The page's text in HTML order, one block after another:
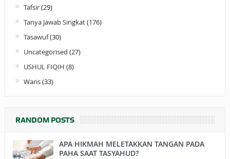
Tafsir(29)
Tanya Jawab Singkat(176)
Tasawuf(30)
Uncategorised (27)
USHUL FIQIH (8)
Waris(33)
RANDOM POSTS
APA HIKMAH MELETAKKAN TANGAN PADA
PAHA SAAT TASYAHUD?